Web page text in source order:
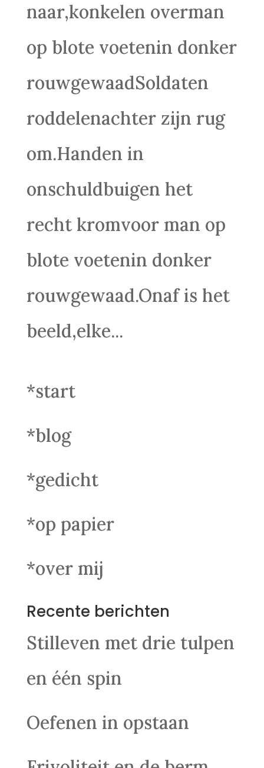
naar,konkelen overman
op blote voetenin donker
rouwgewaadSoldaten
roddelenachter zijn rug
om.Handen in
onschuldbuigen het
recht kromvoor man op
blote voetenin donker
rouwgewaad.Onaf is het
beeld,elke...
*start
*blog
*gedicht
*op papier
*over mij
Recente berichten
Stilleven met drie tulpen
en één spin
Oefenen in opstaan